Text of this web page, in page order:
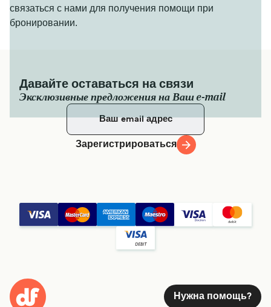
связаться с нами для получения помощи при
бронировании.
Давайте оставаться на связи
Эксклюзивные предложения на Ваш e-mail
Зарегистрироваться
Нужна помощь?